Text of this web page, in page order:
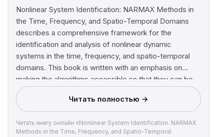
Nonlinear System Identification: NARMAX Methods in
the Time, Frequency, and Spatio-Temporal Domains
describes a comprehensive framework for the
identification and analysis of nonlinear dynamic
systems in the time, frequency, and spatio-temporal
domains. This book is written with an emphasis on
making the algorithms accessible so that they can be
applied and used in practice. Includes coverage of:
The NARMAX (nonlinear autoregressive moving
average with exogenous inputs) model The orthogonal
least squares algorithm that allows models to be built
Читать полностью →
Читать книгу онлайн «Nonlinear System Identification. NARMAX
Methods in the Time, Frequency, and Spatio-Temporal